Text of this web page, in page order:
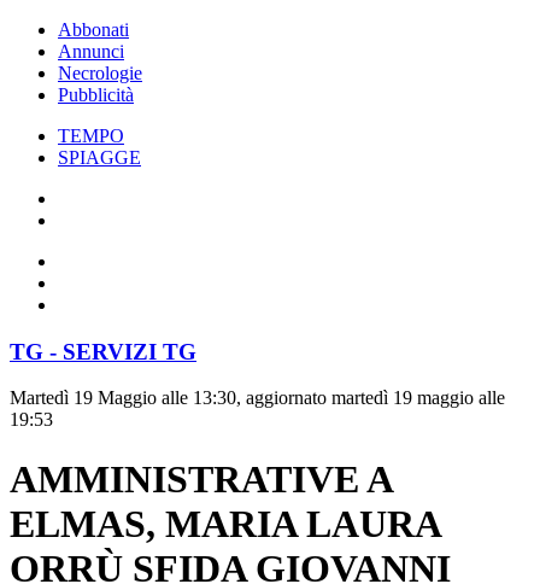
Abbonati
Annunci
Necrologie
Pubblicità
TEMPO
SPIAGGE
TG - SERVIZI TG
Martedì 19 Maggio alle 13:30, aggiornato martedì 19 maggio alle
19:53
AMMINISTRATIVE A
ELMAS, MARIA LAURA
ORRÙ SFIDA GIOVANNI